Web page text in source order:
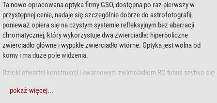
Ta nowo opracowana optyka firmy GSO, dostępna po raz pierwszy w
przystępnej cenie, nadaje się szczególnie dobrze do astrofotografii,
ponieważ opiera się na czystym systemie refleksyjnym bez aberracji
chromatycznej, który wykorzystuje dwa zwierciadła: hiperboliczne
zwierciadło główne i wypukłe zwierciadło wtórne. Optyka jest wolna od
komy i ma duże pole widzenia.
Dzięki otwartej konstrukcji i kwarcowym zwierciadłom RC tubus szybko się
umożliwia nawet fotografię w podczerwieni.
pokaż więcej...